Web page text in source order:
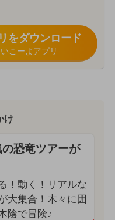
をダウンロード
いこーよアプリ
け
恐竜ツアーが
！動く！リアルな
大集合！木々に囲
陰で冒険♪